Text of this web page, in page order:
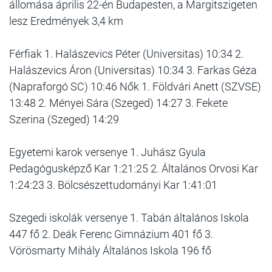
állomása április 22-én Budapesten, a Margitszigeten
lesz Eredmények 3,4 km
Férfiak 1. Halászevics Péter (Universitas) 10:34 2.
Halászevics Áron (Universitas) 10:34 3. Farkas Géza
(Napraforgó SC) 10:46 Nők 1. Földvári Anett (SZVSE)
13:48 2. Ményei Sára (Szeged) 14:27 3. Fekete
Szerina (Szeged) 14:29
Egyetemi karok versenye 1. Juhász Gyula
Pedagógusképző Kar 1:21:25 2. Általános Orvosi Kar
1:24:23 3. Bölcsészettudományi Kar 1:41:01
Szegedi iskolák versenye 1. Tabán általános Iskola
447 fő 2. Deák Ferenc Gimnázium 401 fő 3.
Vörösmarty Mihály Általános Iskola 196 fő